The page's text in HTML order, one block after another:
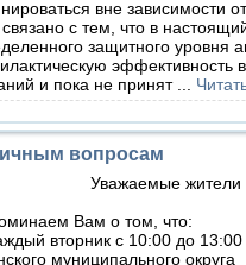
вне зависимости
связано с тем, что в
защитного уровня
эффективность
и пока не принят
вопросам
Уважаемые жители
Вам о том, что:
вторник с 10:00 до
муниципального округа